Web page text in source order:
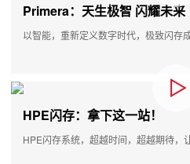
Primera：天生极智 闪耀未来
以智能，重新定义数字时代，极致闪存
HPE闪存：拿下这一站！
HPE闪存系统，超越时间，超越期待，